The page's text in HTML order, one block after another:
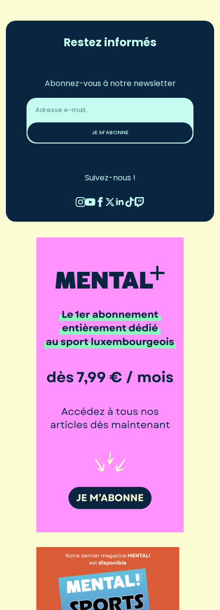
Restez informés
Abonnez-vous à notre newsletter
Adresse
email
JE M’ABONNE
Suivez-nous !